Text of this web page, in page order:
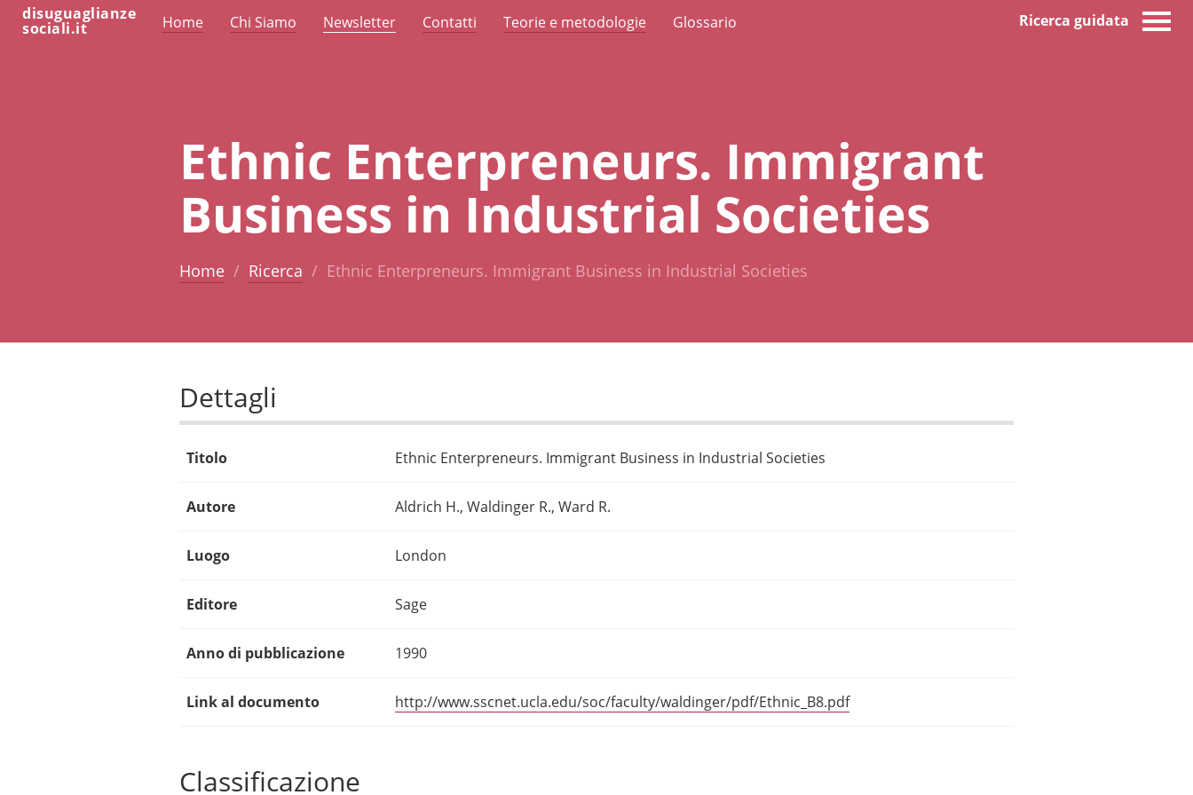
disuguaglianze
sociali.it Home Chi Siamo Newsletter Contatti Teorie e metodologie Glossario Ricerca guidata
Ethnic Enterpreneurs. Immigrant
Business in Industrial Societies
Home Ricerca Ethnic Enterpreneurs. Immigrant Business in Industrial Societies
Dettagli
Titolo Ethnic Enterpreneurs. Immigrant Business in Industrial Societies
Autore Aldrich H., Waldinger R., Ward R.
Luogo London
Editore Sage
Anno di pubblicazione 1990
Link al documento http://www.sscnet.ucla.edu/soc/faculty/waldinger/pdf/Ethnic_B8.pdf
Classificazione